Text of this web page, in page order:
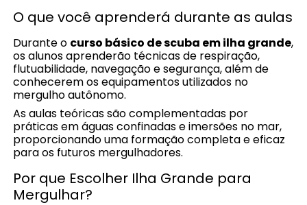
O que você aprenderá durante as aulas
Durante o curso básico de scuba em ilha grande,
os alunos aprenderão técnicas de respiração,
flutuabilidade, navegação e segurança, além de
conhecerem os equipamentos utilizados no
mergulho autônomo.
As aulas teóricas são complementadas por
práticas em águas confinadas e imersões no mar,
proporcionando uma formação completa e eficaz
para os futuros mergulhadores.
Por que Escolher Ilha Grande para
Mergulhar?